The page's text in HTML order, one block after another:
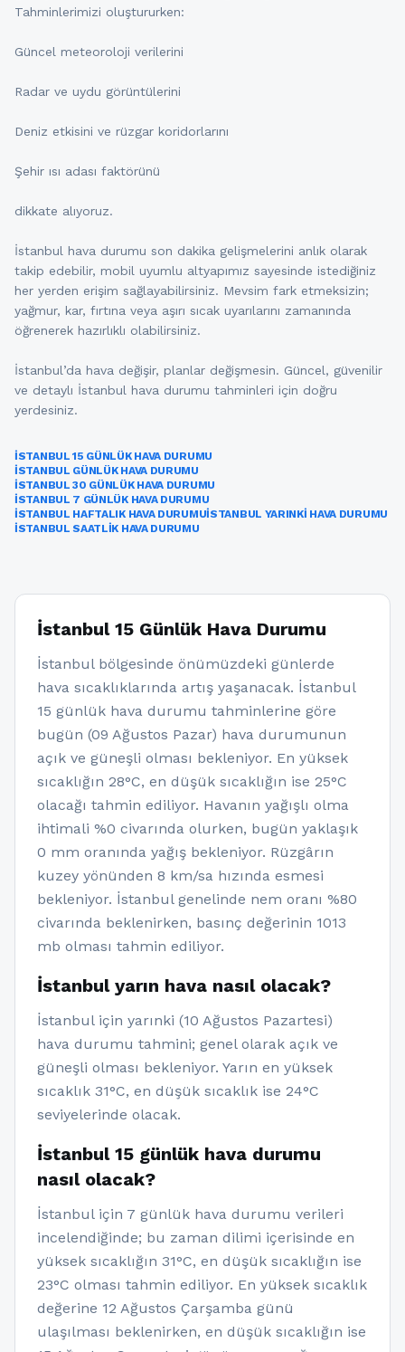
Tahminlerimizi oluştururken:
Güncel meteoroloji verilerini
Radar ve uydu görüntülerini
Deniz etkisini ve rüzgar koridorlarını
Şehir ısı adası faktörünü
dikkate alıyoruz.
İstanbul hava durumu son dakika gelişmelerini anlık olarak
takip edebilir, mobil uyumlu altyapımız sayesinde istediğiniz
her yerden erişim sağlayabilirsiniz. Mevsim fark etmeksizin;
yağmur, kar, fırtına veya aşırı sıcak uyarılarını zamanında
öğrenerek hazırlıklı olabilirsiniz.
İstanbul’da hava değişir, planlar değişmesin. Güncel, güvenilir
ve detaylı İstanbul hava durumu tahminleri için doğru
yerdesiniz.
İSTANBUL 15 GÜNLÜK HAVA DURUMU
İSTANBUL GÜNLÜK HAVA DURUMU
İSTANBUL 30 GÜNLÜK HAVA DURUMU
İSTANBUL 7 GÜNLÜK HAVA DURUMU
İSTANBUL HAFTALIK HAVA DURUMUİSTANBUL YARINKI HAVA DURUMU
İSTANBUL SAATLIK HAVA DURUMU
İstanbul 15 Günlük Hava Durumu
İstanbul bölgesinde önümüzdeki günlerde
hava sıcaklıklarında artış yaşanacak. İstanbul
15 günlük hava durumu tahminlerine göre
bugün (09 Ağustos Pazar) hava durumunun
açık ve güneşli olması bekleniyor. En yüksek
sıcaklığın 28°C, en düşük sıcaklığın ise 25°C
olacağı tahmin ediliyor. Havanın yağışlı olma
ihtimali %0 civarında olurken, bugün yaklaşık
0 mm oranında yağış bekleniyor. Rüzgârın
kuzey yönünden 8 km/sa hızında esmesi
bekleniyor. İstanbul genelinde nem oranı %80
civarında beklenirken, basınç değerinin 1013
mb olması tahmin ediliyor.
İstanbul yarın hava nasıl olacak?
İstanbul için yarınki (10 Ağustos Pazartesi)
hava durumu tahmini; genel olarak açık ve
güneşli olması bekleniyor. Yarın en yüksek
sıcaklık 31°C, en düşük sıcaklık ise 24°C
seviyelerinde olacak.
İstanbul 15 günlük hava durumu
nasıl olacak?
İstanbul için 7 günlük hava durumu verileri
incelendiğinde; bu zaman dilimi içerisinde en
yüksek sıcaklığın 31°C, en düşük sıcaklığın ise
23°C olması tahmin ediliyor. En yüksek sıcaklık
değerine 12 Ağustos Çarşamba günü
ulaşılması beklenirken, en düşük sıcaklığın ise